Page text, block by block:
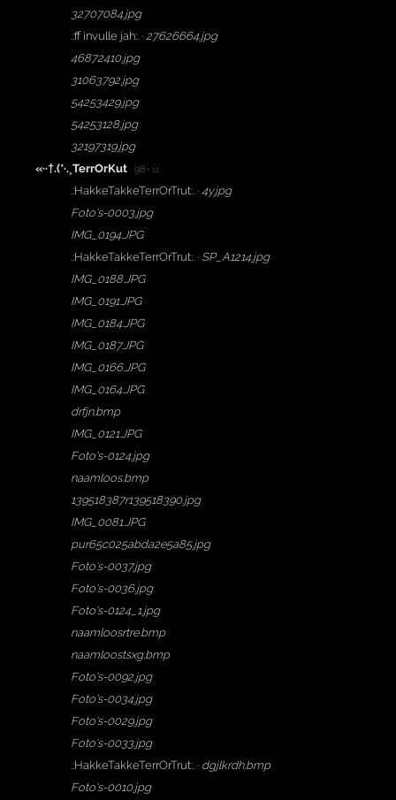
32707084.jpg
.:ff invulle jah:. · 27626664.jpg
46872410.jpg
31063792.jpg
54253429.jpg
54253128.jpg
32197319.jpg
«··†.(*·.¸TerrOrKut
· 98 + 11
.:HakkeTakkeTerrOrTrut:. · 4y.jpg
Foto's-0003.jpg
IMG_0194.JPG
.:HakkeTakkeTerrOrTrut:. · SP_A1214.jpg
IMG_0188.JPG
IMG_0191.JPG
IMG_0184.JPG
IMG_0187.JPG
IMG_0166.JPG
IMG_0164.JPG
drfjn.bmp
IMG_0121.JPG
Foto's-0124.jpg
naamloos.bmp
139518387r139518390.jpg
IMG_0081.JPG
pur65c025abda2e5a85.jpg
Foto's-0037.jpg
Foto's-0036.jpg
Foto's-0124_1.jpg
naamloosrtre.bmp
naamloostsxg.bmp
Foto's-0092.jpg
Foto's-0034.jpg
Foto's-0029.jpg
Foto's-0033.jpg
.:HakkeTakkeTerrOrTrut:. · dgjlkrdh.bmp
Foto's-0010.jpg